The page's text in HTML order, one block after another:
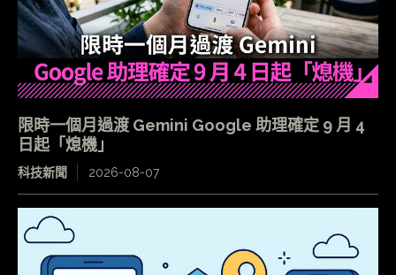
限時一個月過渡 Gemini Google 助理確定 9 月 4
日起「熄機」
科技新聞 2026-08-07